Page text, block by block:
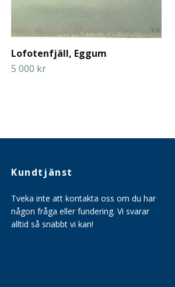
Lofotenfjäll, Eggum
5 000 kr
Kundtjänst
Tveka inte att kontakta oss om du har
någon fråga eller fundering. Vi svarar
alltid så snabbt vi kan!